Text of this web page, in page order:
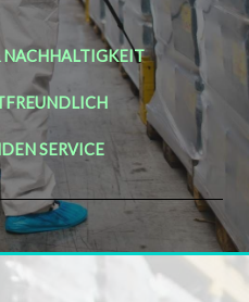
NACHHALTIGKEIT
SERVICE